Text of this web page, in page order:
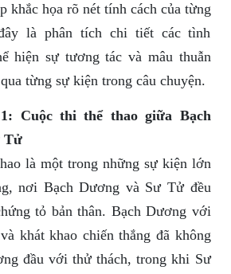
khắc họa rõ nét tính cách của từng
là phân tích chi tiết các tình
hiện sự tương tác và mâu thuẫn
từng sự kiện trong câu chuyện.
Cuộc thi thể thao giữa Bạch
Tử
là một trong những sự kiện lớn
nơi Bạch Dương và Sư Tử đều
tỏ bản thân. Bạch Dương với
khát khao chiến thắng đã không
đầu với thử thách, trong khi Sư